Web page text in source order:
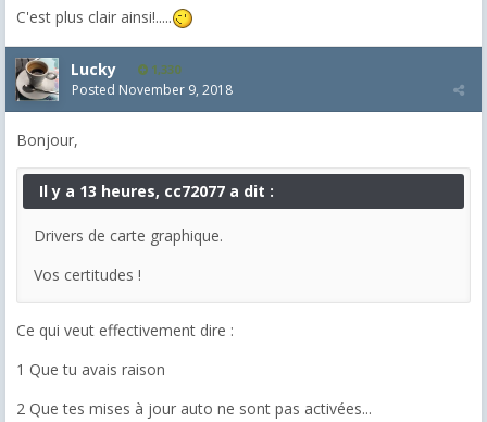
C'est plus clair ainsi!.....
Lucky 1,330
Posted November 9, 2018
Bonjour,
Il y a 13 heures, cc72077 a dit :
Drivers de carte graphique.
Vos certitudes !
Ce qui veut effectivement dire :
1 Que tu avais raison
2 Que tes mises à jour auto ne sont pas activées...